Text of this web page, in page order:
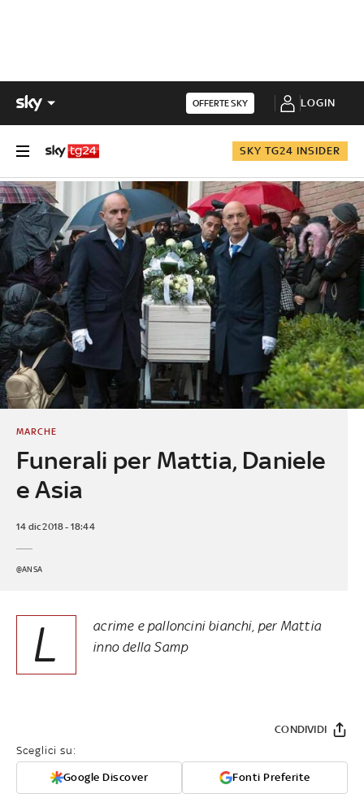
OFFERTE SKY LOGIN
SKY TG24 INSIDER
Funerali per Mattia, Daniele
e Asia
MARCHE
14 dic 2018 - 18:44
@ANSA
L
acrime e palloncini bianchi, per Mattia
inno della Samp
Sceglici su:
Google Discover Fonti Preferite
CONDIVIDI